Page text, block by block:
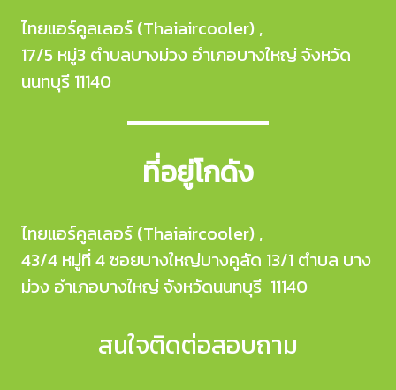
ไทยแอร์คูลเลอร์ (Thaiaircooler) ,
17/5 หมู่3 ตำบลบางม่วง อำเภอบางใหญ่ จังหวัด
นนทบุรี 11140
ที่อยู่โกดัง
ไทยแอร์คูลเลอร์ (Thaiaircooler) ,
43/4 หมู่ที่ 4 ซอยบางใหญ่บางคูลัด 13/1 ตำบล บาง
ม่วง อำเภอบางใหญ่ จังหวัดนนทบุรี 11140
สนใจติดต่อสอบถาม